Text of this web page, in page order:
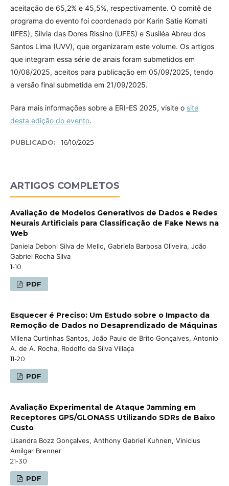
aceitação de 65,2% e 45,5%, respectivamente. O comitê de
programa do evento foi coordenado por Karin Satie Komati
(IFES), Silvia das Dores Rissino (UFES) e Susiléa Abreu dos
Santos Lima (UVV), que organizaram este volume. Os artigos
que integram essa série de anais foram submetidos em
10/08/2025, aceitos para publicação em 05/09/2025, tendo
a versão final submetida em 21/09/2025.
Para mais informações sobre a ERI-ES 2025, visite o site
desta edição do evento.
PUBLICADO: 16/10/2025
ARTIGOS COMPLETOS
Avaliação de Modelos Generativos de Dados e Redes
Neurais Artificiais para Classificação de Fake News na
Web
Daniela Deboni Silva de Mello, Gabriela Barbosa Oliveira, João
Gabriel Rocha Silva
1-10
PDF
Esquecer é Preciso: Um Estudo sobre o Impacto da
Remoção de Dados no Desaprendizado de Máquinas
Milena Curtinhas Santos, João Paulo de Brito Gonçalves, Antonio
A. de A. Rocha, Rodolfo da Silva Villaça
11-20
PDF
Avaliação Experimental de Ataque Jamming em
Receptores GPS/GLONASS Utilizando SDRs de Baixo
Custo
Lisandra Bozz Gonçalves, Anthony Gabriel Kuhnen, Vinicius
Amilgar Brenner
21-30
PDF